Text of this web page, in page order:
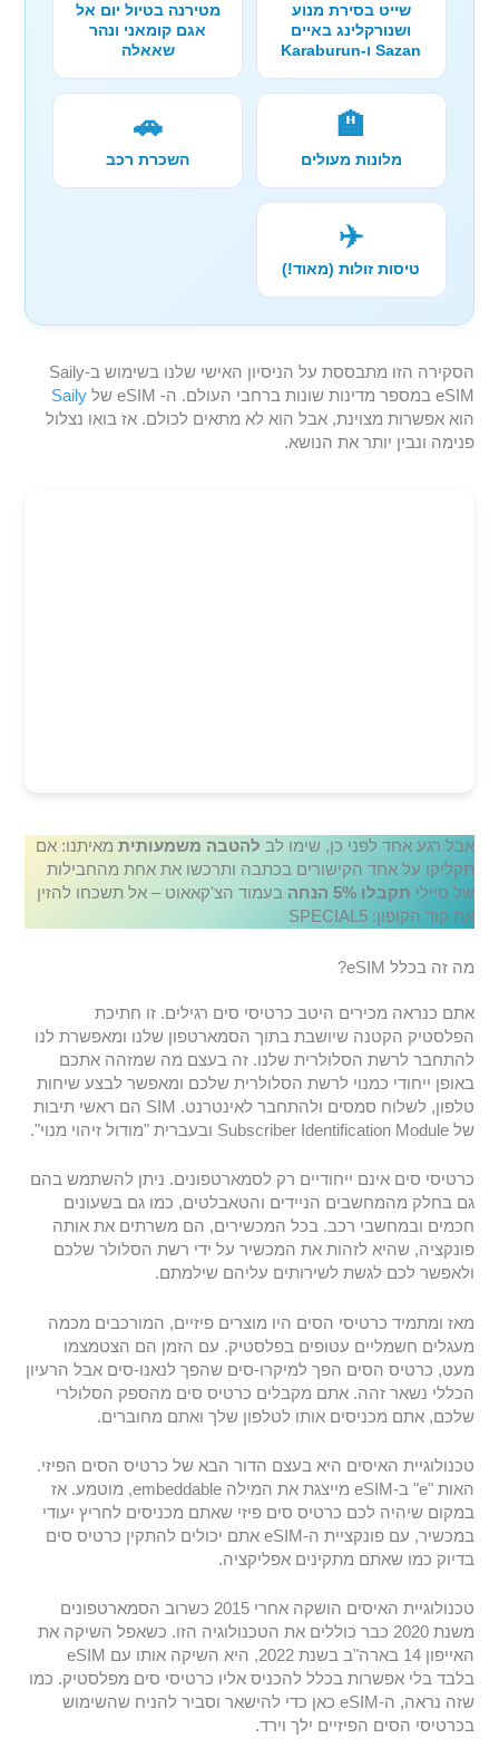
שייט בסירת מנוע
ושנורקלינג באיים
Sazan ו-Karaburun
מטירנה בטיול יום אל
אגם קומאני ונהר
שאאלה
🏨
מלונות מעולים
🚗
השכרת רכב
✈️
טיסות זולות (מאוד!)
הסקירה הזו מתבססת על הניסיון האישי שלנו בשימוש ב-Saily
eSIM במספר מדינות שונות ברחבי העולם. ה- eSIM של
Saily
הוא אפשרות מצוינת, אבל הוא לא מתאים לכולם. אז בואו נצלול
פנימה ונבין יותר את הנושא.
אבל רגע אחד לפני כן, שימו לב להטבה משמעותית מאיתנו: אם
תקליקו על אחד הקישורים בכתבה ותרכשו את אחת מהחבילות
של סיילי תקבלו 5% הנחה
בעמוד הצ'קאאוט – אל תשכחו להזין
את קוד הקופון: SPECIAL5
מה זה בכלל eSIM?
אתם כנראה מכירים היטב כרטיסי סים רגילים. זו חתיכת
הפלסטיק הקטנה שיושבת בתוך הסמארטפון שלנו ומאפשרת לנו
להתחבר לרשת הסלולרית שלנו. זה בעצם מה שמזהה אתכם
באופן ייחודי כמנוי לרשת הסלולרית שלכם ומאפשר לבצע שיחות
טלפון, לשלוח סמסים ולהתחבר לאינטרנט. SIM הם ראשי תיבות
של Subscriber Identification Module ובעברית "מודול זיהוי מנוי".
כרטיסי סים אינם ייחודיים רק לסמארטפונים. ניתן להשתמש בהם
גם בחלק מהמחשבים הניידים והטאבלטים, כמו גם בשעונים
חכמים ובמחשבי רכב. בכל המכשירים, הם משרתים את אותה
פונקציה, שהיא לזהות את המכשיר על ידי רשת הסלולר שלכם
ולאפשר לכם לגשת לשירותים עליהם שילמתם.
מאז ומתמיד כרטיסי הסים היו מוצרים פיזיים, המורכבים מכמה
מעגלים חשמליים עטופים בפלסטיק. עם הזמן הם הצטמצמו
מעט, כרטיס הסים הפך למיקרו-סים שהפך לנאנו-סים אבל הרעיון
הכללי נשאר זהה. אתם מקבלים כרטיס סים מהספק הסלולרי
שלכם, אתם מכניסים אותו לטלפון שלך ואתם מחוברים.
טכנולוגיית האיסים היא בעצם הדור הבא של כרטיס הסים הפיזי.
האות "e" ב-eSIM מייצגת את המילה embeddable, מוטמע. אז
במקום שיהיה לכם כרטיס סים פיזי שאתם מכניסים לחריץ יעודי
במכשיר, עם פונקציית ה-eSIM אתם יכולים להתקין כרטיס סים
בדיוק כמו שאתם מתקינים אפליקציה.
טכנולוגיית האיסים הושקה אחרי 2015 כשרוב הסמארטפונים
משנת 2020 כבר כוללים את הטכנולוגיה הזו. כשאפל השיקה את
האייפון 14 בארה"ב בשנת 2022, היא השיקה אותו עם eSIM
בלבד בלי אפשרות בכלל להכניס אליו כרטיסי סים מפלסטיק. כמו
שזה נראה, ה-eSIM כאן כדי להישאר וסביר להניח שהשימוש
בכרטיסי הסים הפיזיים ילך וירד.